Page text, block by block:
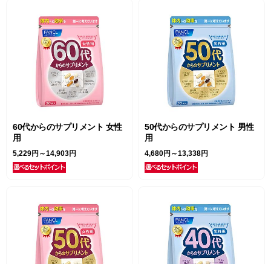
60代からのサプリメント 女性
用
5,229円～14,903円
50代からのサプリメント 男性
用
4,680円～13,338円